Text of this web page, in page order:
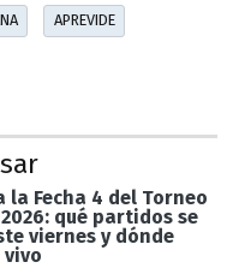
APREVIDE
la Fecha 4 del Torneo
qué partidos se
viernes y dónde
vivo